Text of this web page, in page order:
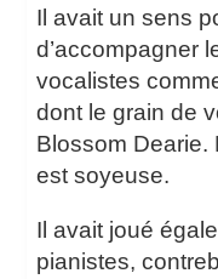
Il avait un sens
d’accompagner
vocalistes
dont le grain de
Blossom Dearie.
est soyeuse.
Il avait joué
pianistes,